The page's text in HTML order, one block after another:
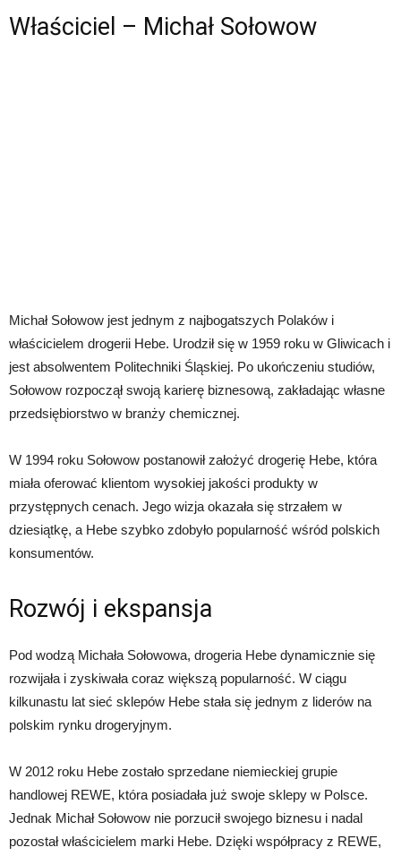
Właściciel – Michał Sołowow
Michał Sołowow jest jednym z najbogatszych Polaków i
właścicielem drogerii Hebe. Urodził się w 1959 roku w Gliwicach i
jest absolwentem Politechniki Śląskiej. Po ukończeniu studiów,
Sołowow rozpoczął swoją karierę biznesową, zakładając własne
przedsiębiorstwo w branży chemicznej.
W 1994 roku Sołowow postanowił założyć drogerię Hebe, która
miała oferować klientom wysokiej jakości produkty w
przystępnych cenach. Jego wizja okazała się strzałem w
dziesiątkę, a Hebe szybko zdobyło popularność wśród polskich
konsumentów.
Rozwój i ekspansja
Pod wodzą Michała Sołowowa, drogeria Hebe dynamicznie się
rozwijała i zyskiwała coraz większą popularność. W ciągu
kilkunastu lat sieć sklepów Hebe stała się jednym z liderów na
polskim rynku drogeryjnym.
W 2012 roku Hebe zostało sprzedane niemieckiej grupie
handlowej REWE, która posiadała już swoje sklepy w Polsce.
Jednak Michał Sołowow nie porzucił swojego biznesu i nadal
pozostał właścicielem marki Hebe. Dzięki współpracy z REWE,